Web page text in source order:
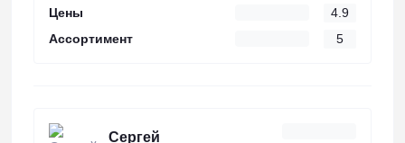
Цены
4.9
Ассортимент
5
Сергей